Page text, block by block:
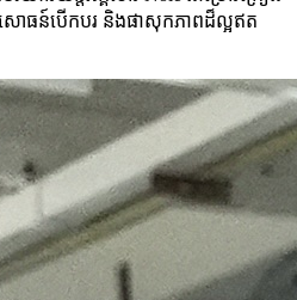
ោធន៍បើកបរ និងផាសុកភាពដ៏ល្អឥត